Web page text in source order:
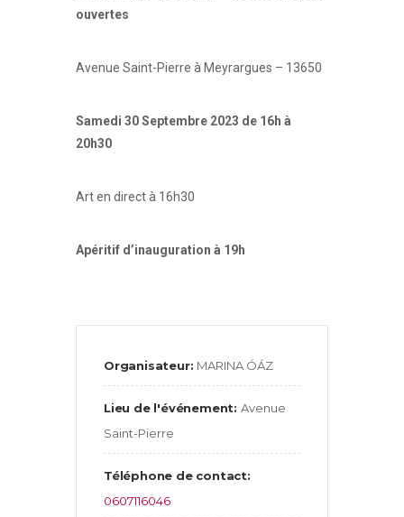
ouvertes
Avenue Saint-Pierre à Meyrargues – 13650
Samedi 30 Septembre 2023 de 16h à
20h30
Art en direct à 16h30
Apéritif d’inauguration à 19h
Organisateur: MARINA ÓÁZ
Lieu de l'événement: Avenue
Saint-Pierre
Téléphone de contact:
0607116046